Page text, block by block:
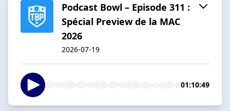
Podcast Bowl – Episode 311 :
Spécial Preview de la MAC
2026
2026-07-19
01:10:49